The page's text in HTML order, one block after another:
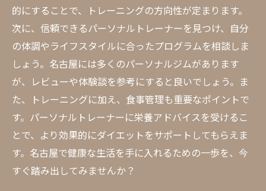
的にすることで、トレーニングの方向性が定まります。
次に、信頼できるパーソナルトレーナーを見つけ、自分
の体調やライフスタイルに合ったプログラムを相談しま
しょう。名古屋には多くのパーソナルジムがあります
が、レビューや体験談を参考にすると良いでしょう。ま
た、トレーニングに加え、食事管理も重要なポイントで
す。パーソナルトレーナーに栄養アドバイスを受けるこ
とで、より効果的にダイエットをサポートしてもらえま
す。名古屋で健康な生活を手に入れるための一歩を、今
すぐ踏み出してみませんか？